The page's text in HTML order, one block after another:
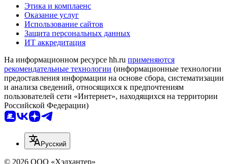
Этика и комплаенс
Оказание услуг
Использование сайтов
Защита персональных данных
ИТ аккредитация
На информационном ресурсе hh.ru применяются
рекомендательные технологии (информационные технологии
предоставления информации на основе сбора, систематизации
и анализа сведений, относящихся к предпочтениям
пользователей сети «Интернет», находящихся на территории
Российской Федерации)
Русский
© 2026 ООО «Хэдхантер»